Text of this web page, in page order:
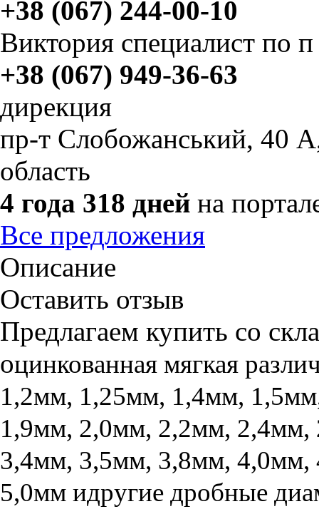
+38 (067) 244-00-10
Виктория специалист по п
+38 (067) 949-36-63
дирекция
пр-т Слобожанський, 40 А
область
4 года 318 дней на
Все предложения
Описание
Оставить отзыв
Предлагаем купить со
оцинкованная мягкая
1,2мм, 1,25мм, 1,4мм,
1,9мм, 2,0мм, 2,2мм,
3,4мм, 3,5мм, 3,8мм,
5,0мм идругие дробные